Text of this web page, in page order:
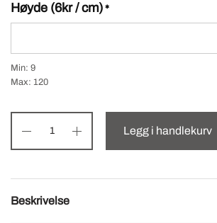
Høyde (6kr / cm)*
Min: 9
Max: 120
Legg i handlekurv
Beskrivelse